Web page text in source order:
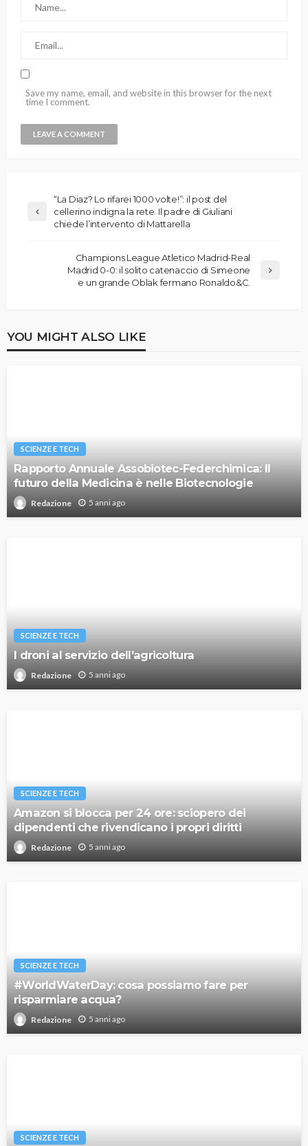
Save my name, email, and website in this browser for the next
time I comment.
“La Diaz? Lo rifarei 1000 volte!”: il post del
cellerino indigna la rete. Il padre di Giuliani
chiede l’intervento di Mattarella
Champions League Atletico Madrid-Real
Madrid 0-0: il solito catenaccio di Simeone
e un grande Oblak fermano Ronaldo&C.
YOU MIGHT ALSO LIKE
SCIENZE E TECH
Rapporto Annuale Assobiotec-Federchimica: Il
futuro della Medicina è nelle Biotecnologie
Redazione 5 anni ago
SCIENZE E TECH
I droni al servizio dell’agricoltura
Redazione 5 anni ago
SCIENZE E TECH
Amazon si blocca per 24 ore: sciopero dei
dipendenti che rivendicano i propri diritti
Redazione 5 anni ago
SCIENZE E TECH
#WorldWaterDay: cosa possiamo fare per
risparmiare acqua?
Redazione 5 anni ago
SCIENZE E TECH